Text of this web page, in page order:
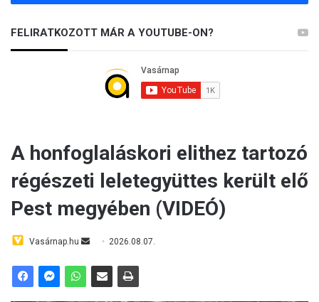
FELIRATKOZOTT MÁR A YOUTUBE-ON?